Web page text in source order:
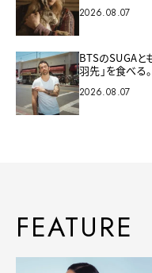
2026.08.07
BTSのSUGAと
羽先」を食べ
2026.08.07
FEATURE